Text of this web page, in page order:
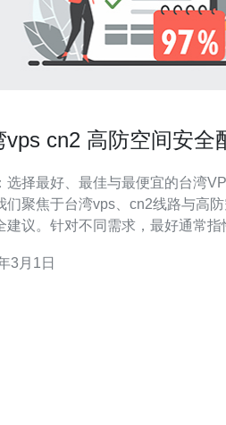
vps cn2 高防空间安全
选择最好、最佳与最便宜的台湾
们聚焦于台湾vps、cn2线路与高
建议。针对不同需求，最好通常指
平衡、支持灵活防护策略的方案；
3月1日